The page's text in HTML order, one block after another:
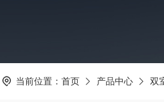
当前位置： 首页 产品中心 双